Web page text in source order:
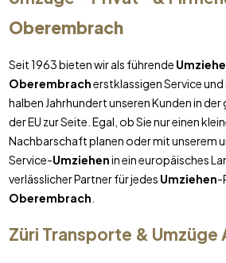
Oberembrach
Seit 1963 bieten wir als führende
Oberembracherstklassigen Service
halben Jahrhundert unseren Kunden in
der EU zur Seite. Egal, ob Sie nur einen
Nachbarschaft planen oder mit unserem
Service-Umziehenin ein europäisches
verlässlicher Partner für jedes Umziehen-
Oberembrach
Züri Transporte & Umzüge